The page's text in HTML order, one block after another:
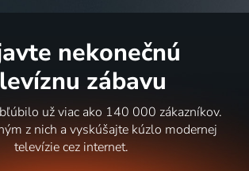
nekonečnú
zábavu
už viac ako 140 000 zákazníkov.
z nich a vyskúšajte kúzlo modernej
televízie cez internet.